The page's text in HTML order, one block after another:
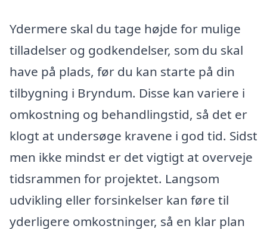
Ydermere skal du tage højde for mulige
tilladelser og godkendelser, som du skal
have på plads, før du kan starte på din
tilbygning i Bryndum. Disse kan variere i
omkostning og behandlingstid, så det er
klogt at undersøge kravene i god tid. Sidst
men ikke mindst er det vigtigt at overveje
tidsrammen for projektet. Langsom
udvikling eller forsinkelser kan føre til
yderligere omkostninger, så en klar plan